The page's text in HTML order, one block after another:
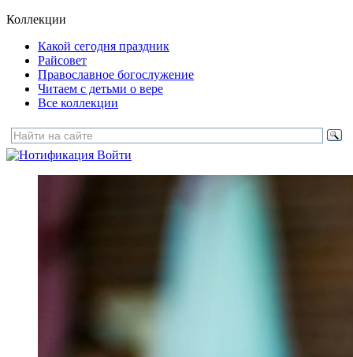
Коллекции
Какой сегодня праздник
Райсовет
Православное богослужение
Читаем с детьми о вере
Все коллекции
Войти